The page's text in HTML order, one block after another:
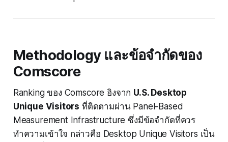
Methodology และข้อจำกัดของ
Comscore
Ranking ของ Comscore อิงจาก U.S. Desktop
Unique Visitors ที่ติดตามผ่าน Panel-Based
Measurement Infrastructure ซึ่งมีข้อจำกัดที่ควร
ทำความเข้าใจ กล่าวคือ Desktop Unique Visitors เป็น